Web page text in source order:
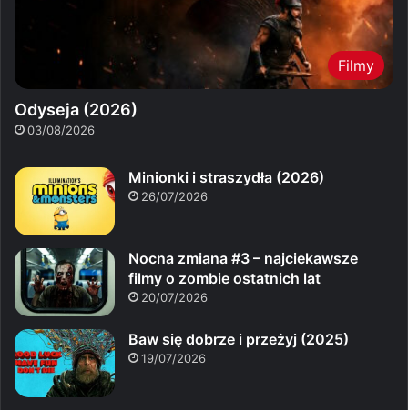
Filmy
Odyseja (2026)
03/08/2026
Minionki i straszydła (2026)
26/07/2026
Nocna zmiana #3 – najciekawsze
filmy o zombie ostatnich lat
20/07/2026
Baw się dobrze i przeżyj (2025)
19/07/2026